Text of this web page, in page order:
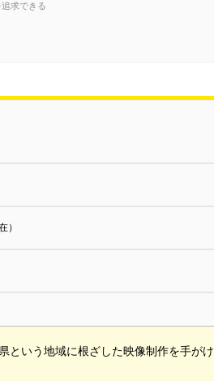
求できる
）
という地域に根ざした映像制作を手が